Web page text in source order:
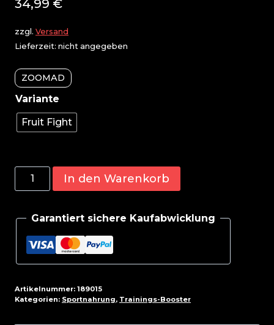
34,99 €
zzgl. Versand
Lieferzeit: nicht angegeben
ZOOMAD
Fruit Fight
Zoomad
Moonstruck
ZERO
(Stim-
Free)
540g
In den Warenkorb
Garantiert sichere Kaufabwicklung
Artikelnummer: 189015
Kategorien: Sportnahrung, Trainings-Booster